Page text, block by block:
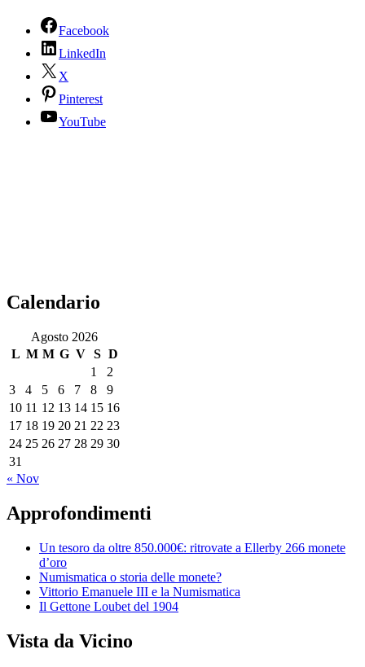
Facebook
LinkedIn
X
Pinterest
YouTube
Calendario
Agosto 2026
L M M G V S D
1
2
3
4 5 6 7 8
9
10 11 12 13 14 15 16
17 18 19 20 21 22 23
24 25 26 27 28 29 30
31
« Nov
Approfondimenti
Un tesoro da oltre 850.000€: ritrovate a Ellerby 266 monete
d’oro
Numismatica o storia delle monete?
Vittorio Emanuele III e la Numismatica
Il Gettone Loubet del 1904
Vista da Vicino